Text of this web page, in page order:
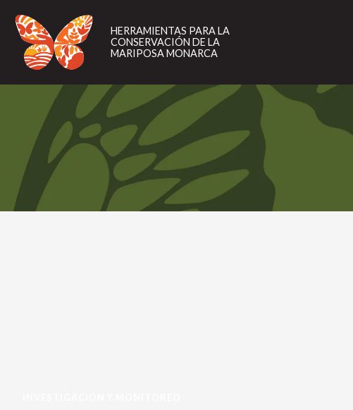
PARA
LA
CONSERVACIÓN
MONARCA
HERRAMIENTAS PARA LA
CONSERVACIÓN DE LA
MARIPOSA MONARCA